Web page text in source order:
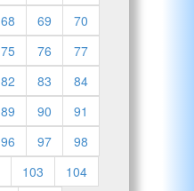
68 69
70
75 76
77
82 83
84
89 90
91
96 97
98
103
104